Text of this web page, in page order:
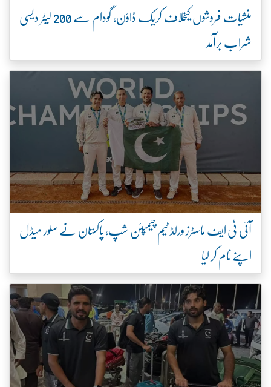
منشیات فروشوں کیخلاف کریک ڈاؤن، گودام سے 200 لیٹر دیسی
شراب برآمد
آئی ٹی ایف ماسٹرز ورلڈ ٹیم چیمپئن شپ، پاکستان نے سلور میڈل
اپنے نام کر لیا